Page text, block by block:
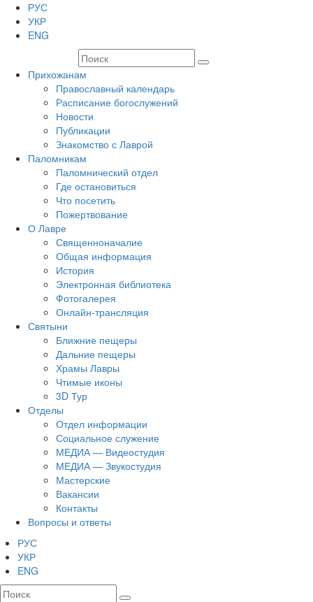
РУС
УКР
ENG
Прихожанам
Православный календарь
Расписание богослужений
Новости
Публикации
Знакомство с Лаврой
Паломникам
Паломнический отдел
Где остановиться
Что посетить
Пожертвование
О Лавре
Священноначалие
Общая информация
История
Электронная библиотека
Фотогалерея
Онлайн-трансляция
Святыни
Ближние пещеры
Дальние пещеры
Храмы Лавры
Чтимые иконы
3D Тур
Отделы
Отдел информации
Социальное служение
МЕДИА — Видеостудия
МЕДИА — Звукостудия
Мастерские
Вакансии
Контакты
Вопросы и ответы
РУС
УКР
ENG